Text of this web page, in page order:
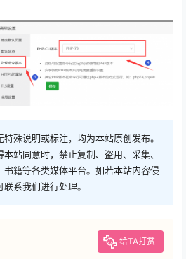
殊说明或标注，均为本站原创发布。
站同意时，禁止复制、盗用、采集、
书籍等各类媒体平台。如若本站内容侵
系我们进行处理。
给TA打赏